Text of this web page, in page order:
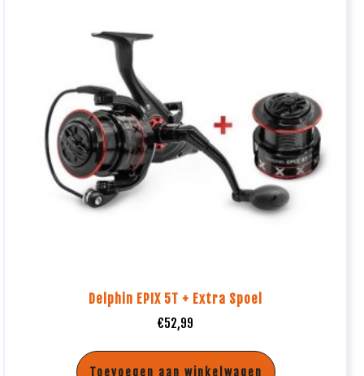
Delphin EPIX 5T + Extra Spoel
€52,99
Toevoegen aan winkelwagen